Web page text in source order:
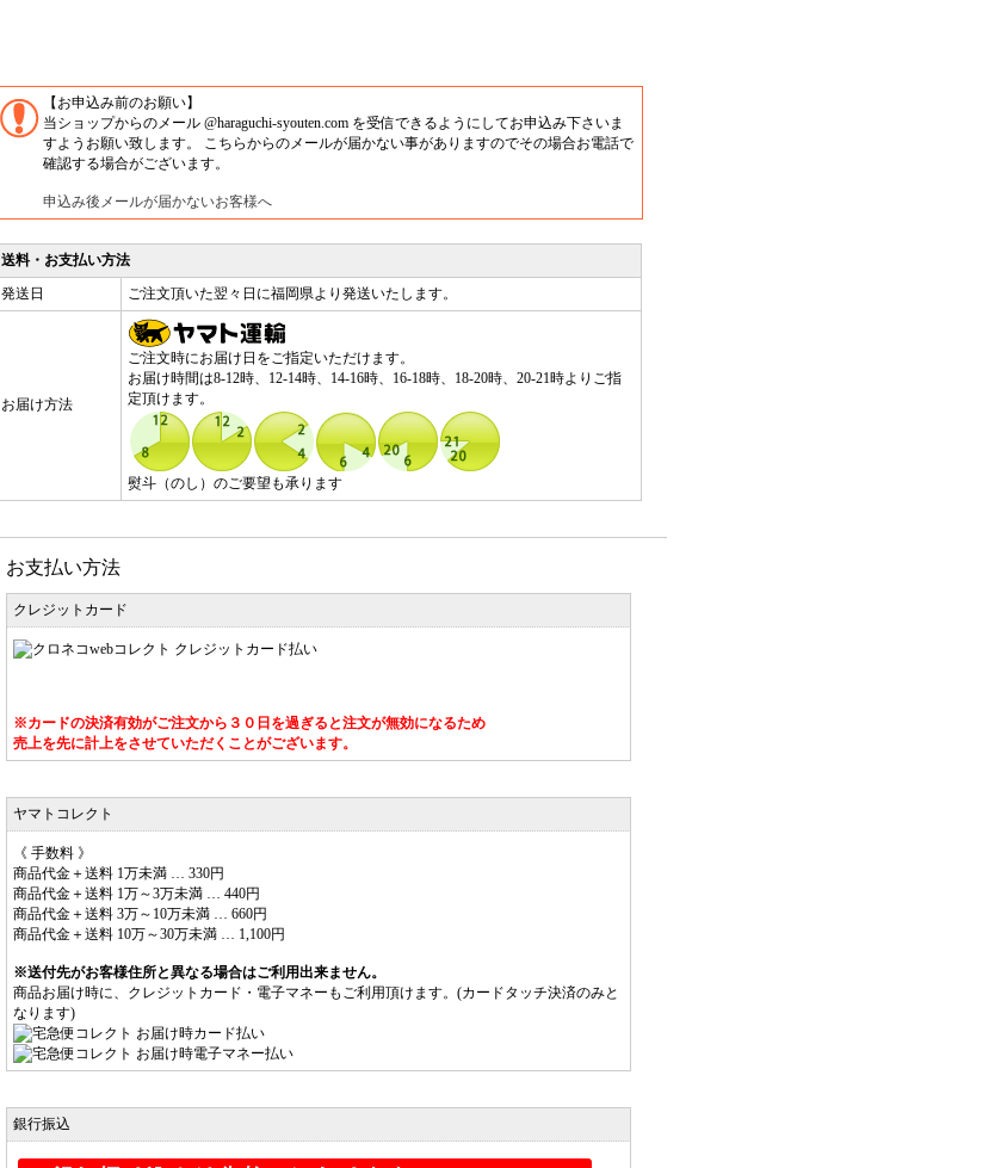
【お申込み前のお願い】
当ショップからのメール @haraguchi-syouten.com を受信できるようにしてお申込み下さいま
すようお願い致します。 こちらからのメールが届かない事がありますのでその場合お電話で
確認する場合がございます。
申込み後メールが届かないお客様へ
送料・お支払い方法
発送日
ご注文頂いた翌々日に福岡県より発送いたします。
お届け方法
ご注文時にお届け日をご指定いただけます。
お届け時間は8-12時、12-14時、14-16時、16-18時、18-20時、20-21時よりご指
定頂けます。
熨斗（のし）のご要望も承ります
お支払い方法
クレジットカード
※カードの決済有効がご注文から３０日を過ぎると注文が無効になるため
売上を先に計上をさせていただくことがございます。
ヤマトコレクト
《 手数料 》
商品代金＋送料 1万未満 … 330円
商品代金＋送料 1万～3万未満 … 440円
商品代金＋送料 3万～10万未満 … 660円
商品代金＋送料 10万～30万未満 … 1,100円
※送付先がお客様住所と異なる場合はご利用出来ません。
商品お届け時に、クレジットカード・電子マネーもご利用頂けます。(カードタッチ決済のみと
なります)
銀行振込